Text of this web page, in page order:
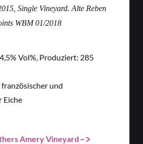
Single Vineyard. Alte Reben
WBM 01/2018
Vol%, Produziert: 285
und
Eiche
Amery Vineyard